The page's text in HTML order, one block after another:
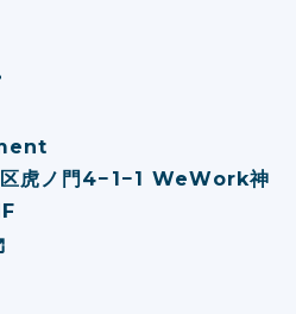
虎ノ⾨4−1−1 WeWork神